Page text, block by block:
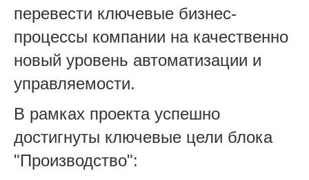
перевести ключевые бизнес-
процессы компании на качественно
новый уровень автоматизации и
управляемости.
В рамках проекта успешно
достигнуты ключевые цели блока
"Производство":